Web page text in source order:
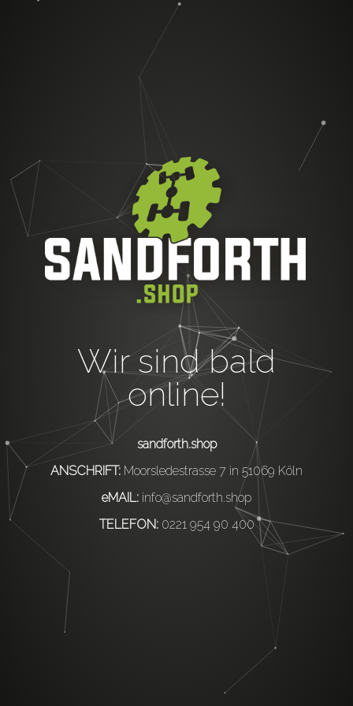
Wir sind bald
online!
sandforth.shop
ANSCHRIFT: Moorsledestrasse 7 in 51069 Köln
eMAIL: info@sandforth.shop
TELEFON: 0221 954 90 400